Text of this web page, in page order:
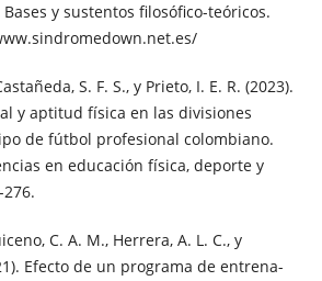
Bases y sustentos filosófico-teóricos.
S. F. S., y Prieto, I. E. R. (2023).
y aptitud física en las divisiones
de fútbol profesional colombiano.
en educación física, deporte y
C. A. M., Herrera, A. L. C., y
Efecto de un programa de entrena-